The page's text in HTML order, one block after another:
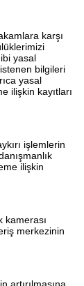
karşı
yasal
bilgileri
yasal
ilişkin kayıtları
işlemlerin
ilişkin
kamerası
merkezinin
artırılmasına